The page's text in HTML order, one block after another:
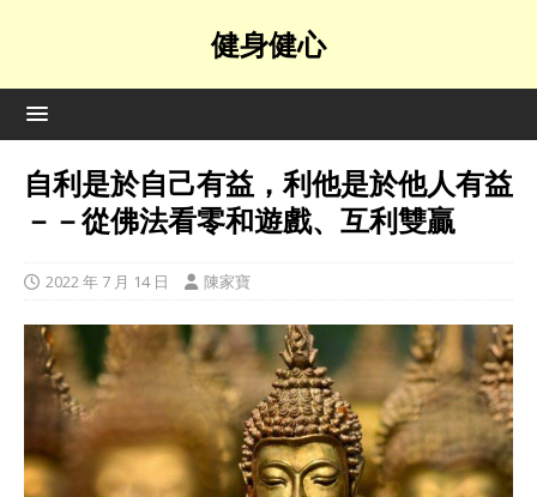
健身健心
自利是於自己有益，利他是於他人有益
－－從佛法看零和遊戲、互利雙贏
2022 年 7 月 14 日 陳家寶